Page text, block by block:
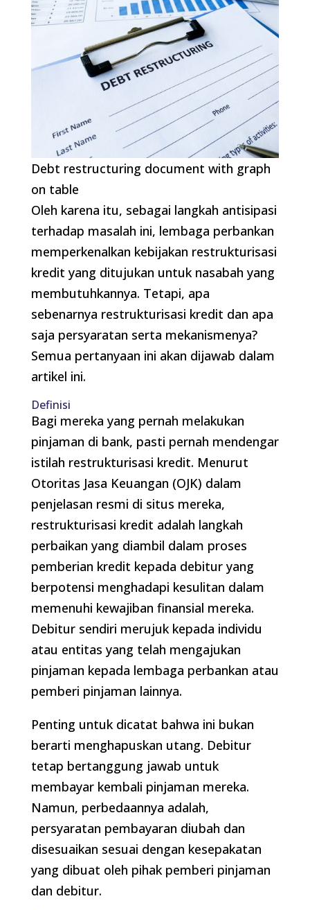
Debt restructuring document with graph
on table
Oleh karena itu, sebagai langkah antisipasi
terhadap masalah ini, lembaga perbankan
memperkenalkan kebijakan restrukturisasi
kredit yang ditujukan untuk nasabah yang
membutuhkannya. Tetapi, apa
sebenarnya restrukturisasi kredit dan apa
saja persyaratan serta mekanismenya?
Semua pertanyaan ini akan dijawab dalam
artikel ini.
Definisi
Bagi mereka yang pernah melakukan
pinjaman di bank, pasti pernah mendengar
istilah restrukturisasi kredit. Menurut
Otoritas Jasa Keuangan (OJK) dalam
penjelasan resmi di situs mereka,
restrukturisasi kredit adalah langkah
perbaikan yang diambil dalam proses
pemberian kredit kepada debitur yang
berpotensi menghadapi kesulitan dalam
memenuhi kewajiban finansial mereka.
Debitur sendiri merujuk kepada individu
atau entitas yang telah mengajukan
pinjaman kepada lembaga perbankan atau
pemberi pinjaman lainnya.
Penting untuk dicatat bahwa ini bukan
berarti menghapuskan utang. Debitur
tetap bertanggung jawab untuk
membayar kembali pinjaman mereka.
Namun, perbedaannya adalah,
persyaratan pembayaran diubah dan
disesuaikan sesuai dengan kesepakatan
yang dibuat oleh pihak pemberi pinjaman
dan debitur.